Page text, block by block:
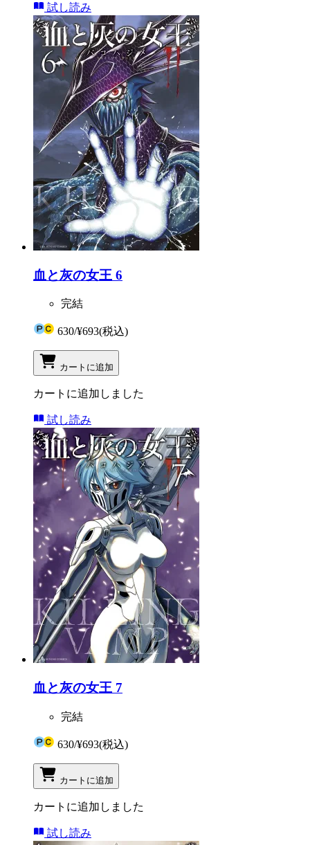
試し読み
血と灰の女王 6
完結
630/¥693(税込)
カートに追加
カートに追加しました
試し読み
血と灰の女王 7
完結
630/¥693(税込)
カートに追加
カートに追加しました
試し読み